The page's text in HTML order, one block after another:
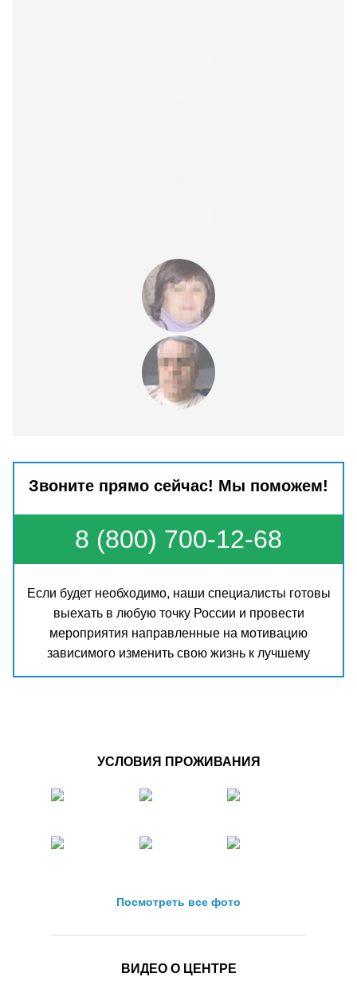
УСЛОВИЯ ПРОЖИВАНИЯ
Посмотреть все фото
ВИДЕО О ЦЕНТРЕ
Звоните прямо сейчас! Мы поможем!
8 (800) 700-12-68
Если будет необходимо, наши специалисты готовы
выехать в любую точку России и провести
мероприятия направленные на мотивацию
зависимого изменить свою жизнь к лучшему